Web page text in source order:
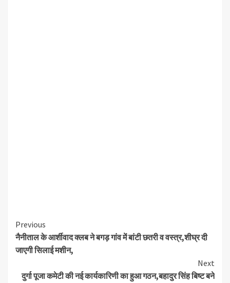
Continue
Reading
Previous
नैनीताल के आर्शीवाद क्लब ने बगड़ गांव में बांटी छतरी व वस्त्र,शीघ्र दी
जाएगी सिलाई मशीन,
Next
दुर्गा पूजा कमेटी की नई कार्यकारिणी का हुआ गठन,बहादुर सिंह बिष्ट बने